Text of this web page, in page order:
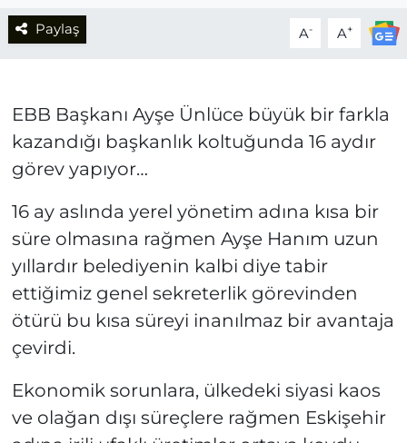
Paylaş A- A+
EBB Başkanı Ayşe Ünlüce büyük bir farkla
kazandığı başkanlık koltuğunda 16 aydır
görev yapıyor…
16 ay aslında yerel yönetim adına kısa bir
süre olmasına rağmen Ayşe Hanım uzun
yıllardır belediyenin kalbi diye tabir
ettiğimiz genel sekreterlik görevinden
ötürü bu kısa süreyi inanılmaz bir avantaja
çevirdi.
Ekonomik sorunlara, ülkedeki siyasi kaos
ve olağan dışı süreçlere rağmen Eskişehir